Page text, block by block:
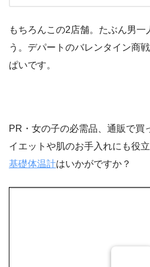
もちろんこの2店舗。たぶん男一
う。デパートのバレンタイン商
ぱいです。
PR・女の子の必需品、通販で買
イエットや肌のお手入れにも役立
基礎体温計はいかがですか？